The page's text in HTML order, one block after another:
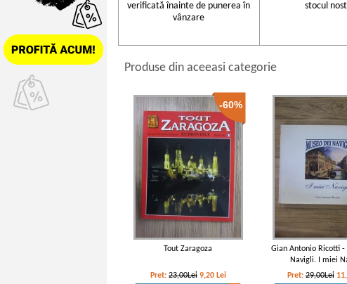
verificată înainte de punerea în
vânzare
stocul
Produse din aceeasi categorie
-60%
Tout Zaragoza
Pret: 23,00Lei 9,20 Lei
Gian Antonio Ricotti -
Navigli. I miei
Pret:29,00Lei